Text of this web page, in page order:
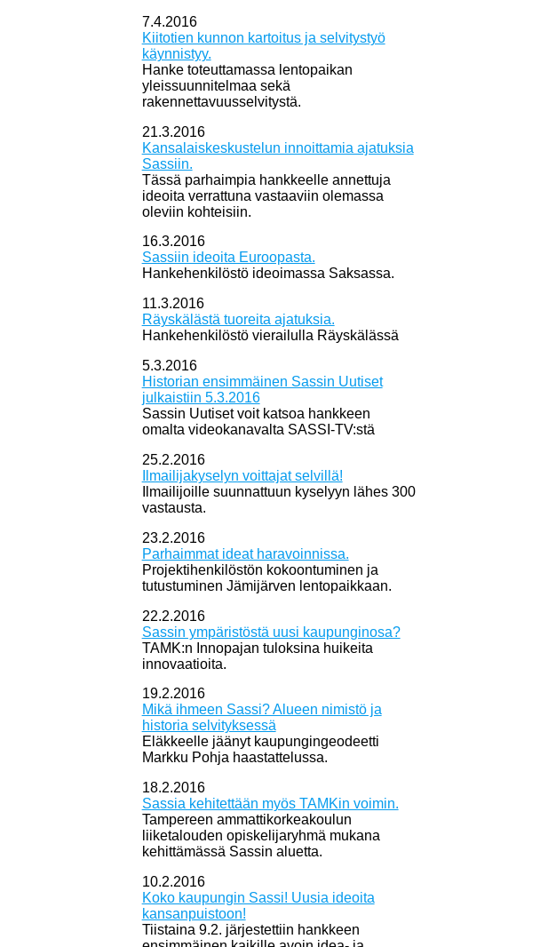
7.4.2016
Kiitotien kunnon kartoitus ja selvitystyö
käynnistyy.
Hanke toteuttamassa lentopaikan
yleissuunnitelmaa sekä
rakennettavuusselvitystä.
21.3.2016
Kansalaiskeskustelun innoittamia ajatuksia
Sassiin.
Tässä parhaimpia hankkeelle annettuja
ideoita verrattuna vastaaviin olemassa
oleviin kohteisiin.
16.3.2016
Sassiin ideoita Euroopasta.
Hankehenkilöstö ideoimassa Saksassa.
11.3.2016
Räyskälästä tuoreita ajatuksia.
Hankehenkilöstö vierailulla Räyskälässä
5.3.2016
Historian ensimmäinen Sassin Uutiset
julkaistiin 5.3.2016
Sassin Uutiset voit katsoa hankkeen
omalta videokanavalta SASSI-TV:stä
25.2.2016
Ilmailijakyselyn voittajat selvillä!
Ilmailijoille suunnattuun kyselyyn lähes 300
vastausta.
23.2.2016
Parhaimmat ideat haravoinnissa.
Projektihenkilöstön kokoontuminen ja
tutustuminen Jämijärven lentopaikkaan.
22.2.2016
Sassin ympäristöstä uusi kaupunginosa?
TAMK:n Innopajan tuloksina huikeita
innovaatioita.
19.2.2016
Mikä ihmeen Sassi? Alueen nimistö ja
historia selvityksessä
Eläkkeelle jäänyt kaupungingeodeetti
Markku Pohja haastattelussa.
18.2.2016
Sassia kehitettään myös TAMKin voimin.
Tampereen ammattikorkeakoulun
liiketalouden opiskelijaryhmä mukana
kehittämässä Sassin aluetta.
10.2.2016
Koko kaupungin Sassi! Uusia ideoita
kansanpuistoon!
Tiistaina 9.2. järjestettiin hankkeen